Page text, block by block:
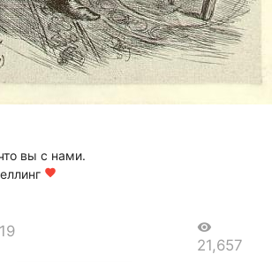
вы с нами.
favorite
visibility
21,657